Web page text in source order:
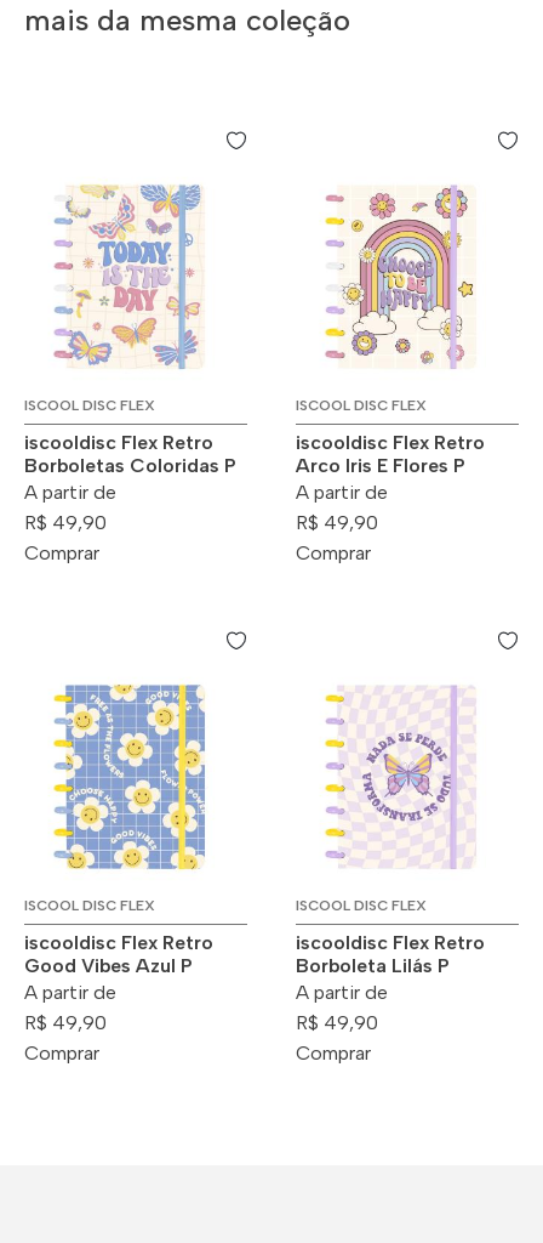
mais da mesma coleção
ISCOOL DISC FLEX
iscooldisc Flex Retro
Borboletas Coloridas P
A partir de
R$ 49,90
Comprar
ISCOOL DISC FLEX
iscooldisc Flex Retro
Arco Iris E Flores P
A partir de
R$ 49,90
Comprar
ISCOOL DISC FLEX
iscooldisc Flex Retro
Good Vibes Azul P
A partir de
R$ 49,90
Comprar
ISCOOL DISC FLEX
iscooldisc Flex Retro
Borboleta Lilás P
A partir de
R$ 49,90
Comprar